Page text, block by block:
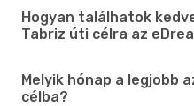
Hogyan találhatok
Tabriz úti célra az
Melyik hónap a legjobb
célba?